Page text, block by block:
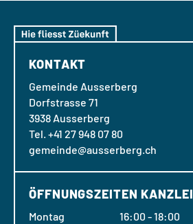
KONTAKT
Gemeinde Ausserberg
Dorfstrasse 71
3938 Ausserberg
Tel. +41 27 948 07 80
gemeinde@ausserberg.ch
ÖFFNUNGSZEITEN KANZLEI
Montag
16:00 - 18:00